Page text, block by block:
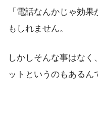
・熊本市
・八代｜
「電話なんかじゃ効
もしれません。
しかしそんな事はなく
ットというのもあるん